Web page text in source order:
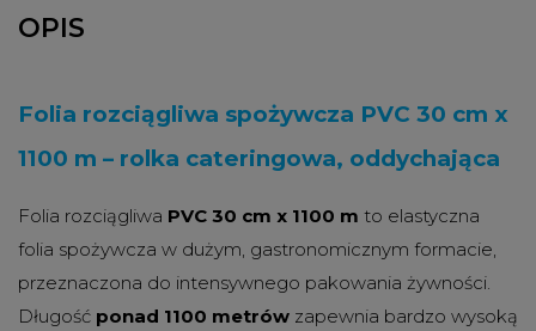
OPIS
Folia rozciągliwa spożywcza PVC 30 cm x
1100 m – rolka cateringowa, oddychająca
Folia rozciągliwa PVC 30 cm x 1100 m to elastyczna
folia spożywcza w dużym, gastronomicznym formacie,
przeznaczona do intensywnego pakowania żywności.
Długość ponad 1100 metrów zapewnia bardzo wysoką